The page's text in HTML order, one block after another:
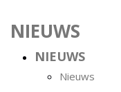
NIEUWS
NIEUWS
Nieuws